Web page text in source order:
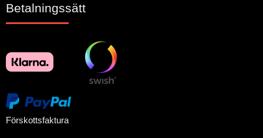
Betalningssätt
Förskottsfaktura